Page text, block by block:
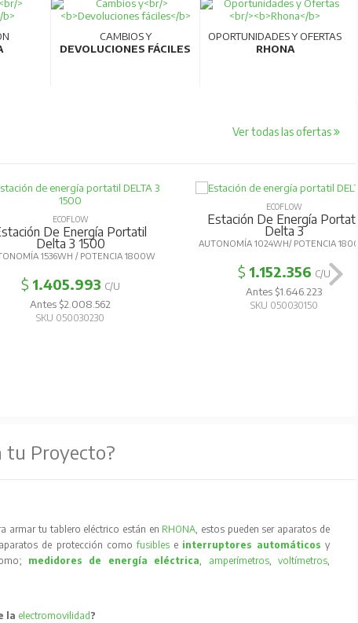
CAMBIOS Y
DEVOLUCIONES FÁCILES
OPORTUNIDADES Y OFERTAS
RHONA
Ver todas las ofertas
ECOFLOW
De Energía Portatil
Delta 3 1500
1536WH / POTENCIA 1800W
$ 1.405.993 C/U
Antes $2.008.562
SKU 050030230
ECOFLOW
Estación De Energía
Delta 3
AUTONOMÍA 1024WH/ POTENCIA
$ 1.152.356 C/U
Antes $1.646.223
SKU 050030150
tu Proyecto?
armar tu tablero eléctrico están en RHONA, estos pueden ser aparatos de
de protección comofusibles e interruptores automáticos y
medidores de energía eléctrica, amperímetros, voltímetros,
la electromovilidad ?